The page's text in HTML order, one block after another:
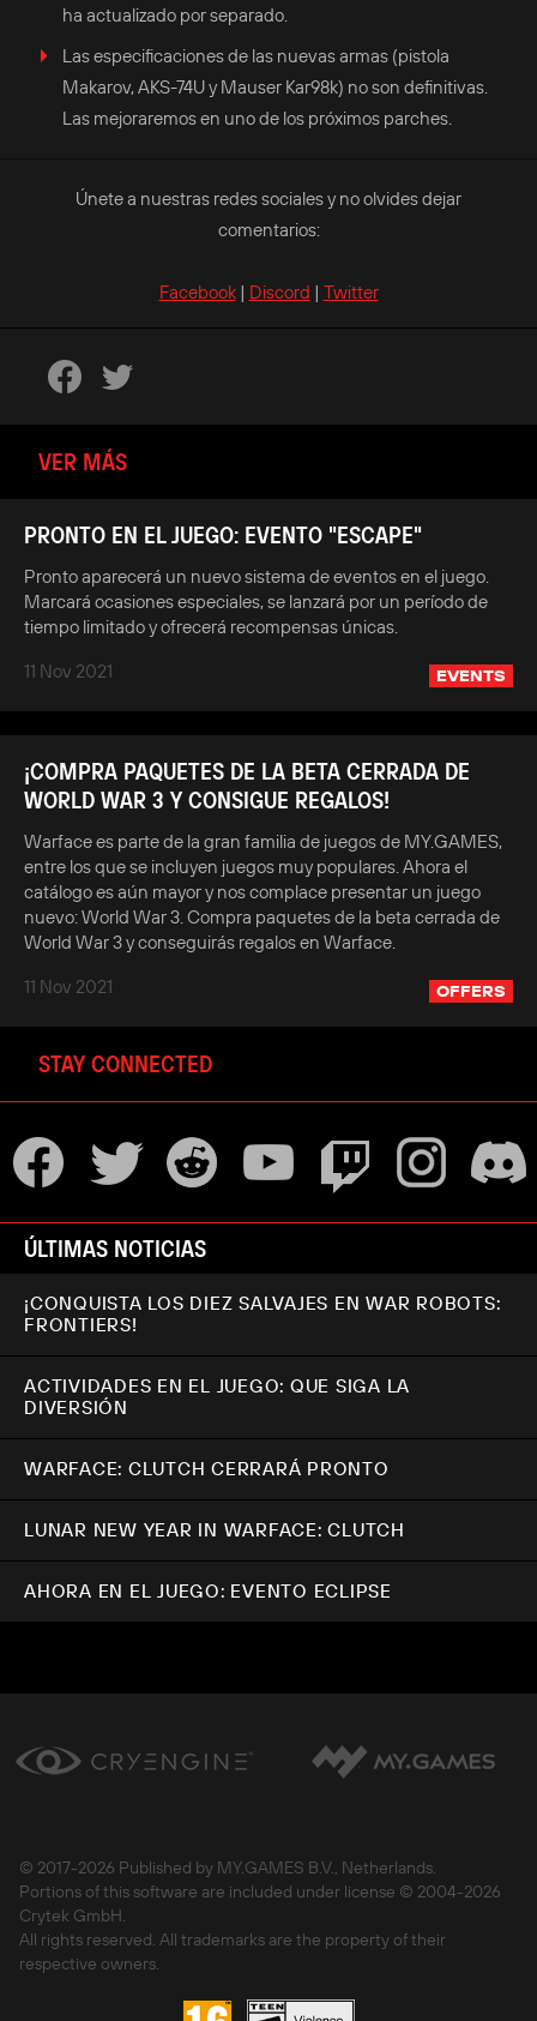
ha actualizado por separado.
Las especificaciones de las nuevas armas (pistola
Makarov, AKS-74U y Mauser Kar98k) no son definitivas.
Las mejoraremos en uno de los próximos parches.
Únete a nuestras redes sociales y no olvides dejar
comentarios:
Facebook| Discord | Twitter
VER MÁS
PRONTO EN EL JUEGO: EVENTO "ESCAPE"
Pronto aparecerá un nuevo sistema de eventos en el juego.
Marcará ocasiones especiales, se lanzará por un período de
tiempo limitado y ofrecerá recompensas únicas.
11 Nov 2021
EVENTS
¡COMPRA PAQUETES DE LA BETA CERRADA DE
WORLD WAR 3 Y CONSIGUE REGALOS!
Warface es parte de la gran familia de juegos de MY.GAMES,
entre los que se incluyen juegos muy populares. Ahora el
catálogo es aún mayor y nos complace presentar un juego
nuevo: World War 3. Compra paquetes de la beta cerrada de
World War 3 y conseguirás regalos en Warface.
11 Nov 2021
OFFERS
STAY CONNECTED
ÚLTIMAS NOTICIAS
¡CONQUISTA LOS DIEZ SALVAJES EN WAR ROBOTS:
FRONTIERS!
ACTIVIDADES EN EL JUEGO: QUE SIGA LA
DIVERSIÓN
WARFACE: CLUTCH CERRARÁ PRONTO
LUNAR NEW YEAR IN WARFACE: CLUTCH
AHORA EN EL JUEGO: EVENTO ECLIPSE
© 2017-2026 Published by MY.GAMES B.V., Netherlands.
Portions of this software are included under license © 2004-2026
Crytek GmbH.
All rights reserved. All trademarks are the property of their
respective owners.